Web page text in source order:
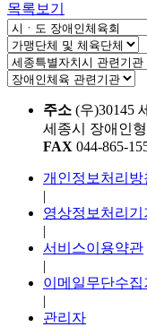
목록보기
주소 (우)30145
세종시 장애인
FAX 044-865-
개인정보처리방
|
영상정보처리기
|
서비스이용약관
|
이메일무단수집
|
관리자